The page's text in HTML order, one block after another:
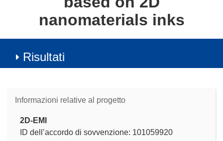
nanomaterials inks
Risultati
Informazioni relative al progetto
2D-EMI
ID dell’accordo di sovvenzione: 101059920